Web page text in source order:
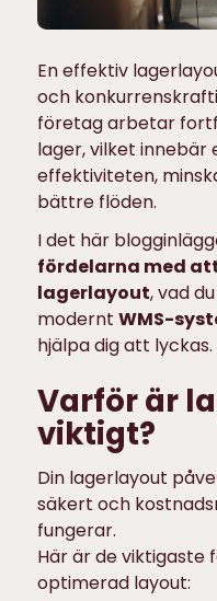
En effektiv
och
företag arbetar
lager, vilket
effektiviteten,
bättre flöden.
I det här
fördelarna med
lagerlayout, vad
modernt WMS-
hjälpa dig att lyckas.
Varför är
viktigt?
Din lagerlayout
säkert och
fungerar.
Här är de viktigaste
optimerad layout: